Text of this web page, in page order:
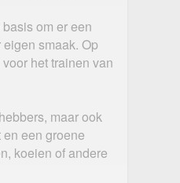
om er een
smaak. Op
het trainen van
maar ook
een groene
koeien of andere